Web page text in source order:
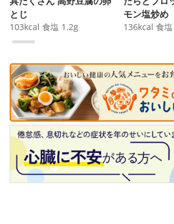
とじ
103kcal 食塩 1.2g
モン塩炒め
136kcal 食塩